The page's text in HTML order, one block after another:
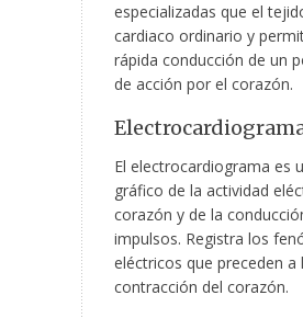
especializadas que el
cardiaco ordinario y
rápida conducción de un
de acción por el corazón.
El electrocardiograma es
gráfico de la actividad
corazón y de la
impulsos. Registra los
eléctricos que preceden a
contracción del corazón.